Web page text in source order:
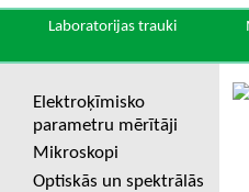
Laboratorijas trauki
Elektroķīmisko
parametru mērītāji
Mikroskopi
Optiskās un spektrālās